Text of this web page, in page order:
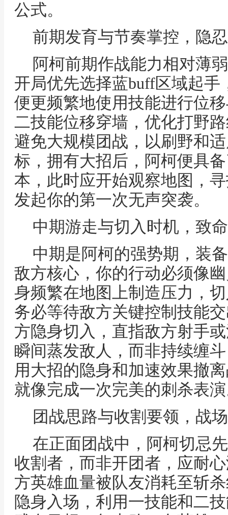
公式。
前期发育与节奏掌控，隐
阿柯前期作战能力相对薄
开局优先选择蓝buff区域起
便更频繁地使用技能进行位
二技能位移穿墙，优化打野
避免大规模团战，以刷野和
标，拥有大招后，阿柯便具
本，此时应开始观察地图，
发起你的第一次无声突袭。
中期游走与切入时机，致
中期是阿柯的强势期，装
敌方核心，你的行动必须像
身频繁在地图上制造压力，
务必等待敌方关键控制技能
方隐身切入，直指敌方射手
瞬间蒸发敌人，而非持续缠
用大招的隐身和加速效果撤
就像完成一次完美的刺杀表
团战思路与收割要领，战
在正面团战中，阿柯切忌
收割者，而非开团者，应耐
方英雄血量被队友消耗至斩
隐身入场，利用一技能和二